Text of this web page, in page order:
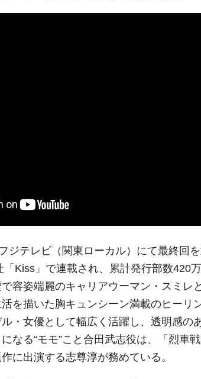
ジテレビ（関東ローカル）にて最終回
Kiss」で連載され、累計発行部数420
容姿端麗のキャリアウーマン・スミレ
を描いた胸キュンシーン満載のヒーリ
・女優として幅広く活躍し、透明感の
なる“モモ”こと合田武志役は、「烈車
に出演する志尊淳が務めている。